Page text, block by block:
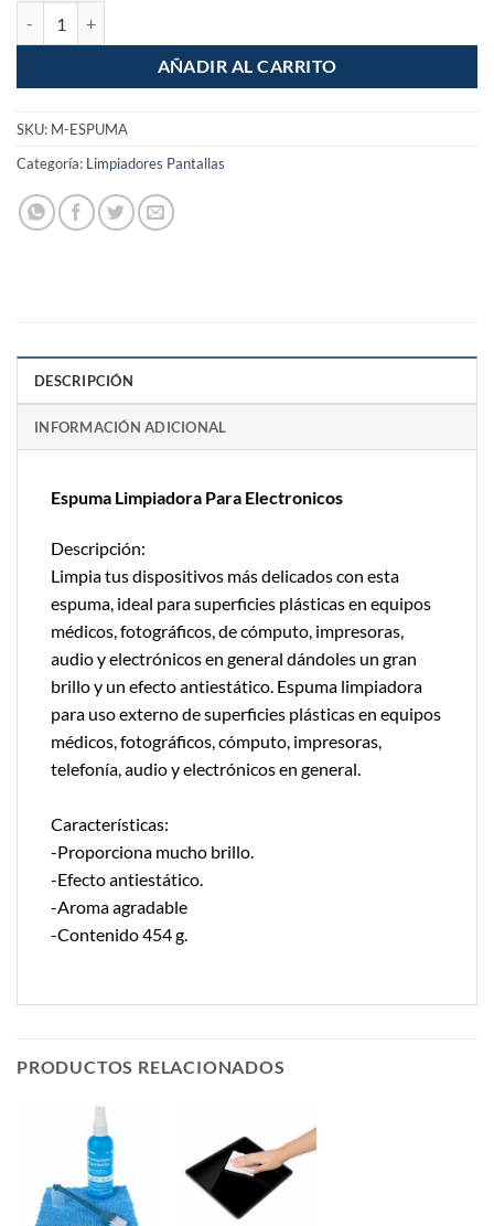
AÑADIR AL CARRITO
SKU: M-ESPUMA
Categoría: Limpiadores Pantallas
DESCRIPCIÓN
INFORMACIÓN ADICIONAL
Espuma Limpiadora Para Electronicos
Descripción:
Limpia tus dispositivos más delicados con esta
espuma, ideal para superficies plásticas en equipos
médicos, fotográficos, de cómputo, impresoras,
audio y electrónicos en general dándoles un gran
brillo y un efecto antiestático. Espuma limpiadora
para uso externo de superficies plásticas en equipos
médicos, fotográficos, cómputo, impresoras,
telefonía, audio y electrónicos en general.
Características:
-Proporciona mucho brillo.
-Efecto antiestático.
-Aroma agradable
-Contenido 454 g.
PRODUCTOS RELACIONADOS